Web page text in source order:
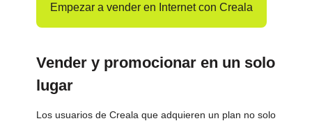
Empezar a vender en Internet con Creala
Vender y promocionar en un solo
lugar
Los usuarios de Creala que adquieren un plan no solo